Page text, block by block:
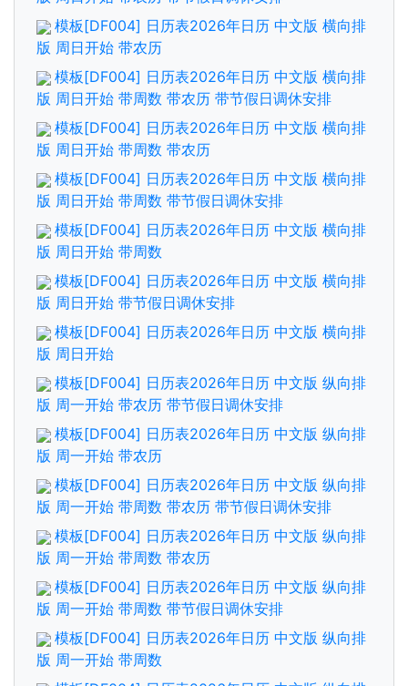
模板[DF004] 日历表2026年日历 中文版 横向排
版 周日开始 带农历
模板[DF004] 日历表2026年日历 中文版 横向排
版 周日开始 带周数 带农历 带节假日调休安排
模板[DF004] 日历表2026年日历 中文版 横向排
版 周日开始 带周数 带农历
模板[DF004] 日历表2026年日历 中文版 横向排
版 周日开始 带周数 带节假日调休安排
模板[DF004] 日历表2026年日历 中文版 横向排
版 周日开始 带周数
模板[DF004] 日历表2026年日历 中文版 横向排
版 周日开始 带节假日调休安排
模板[DF004] 日历表2026年日历 中文版 横向排
版 周日开始
模板[DF004] 日历表2026年日历 中文版 纵向排
版 周一开始 带农历 带节假日调休安排
模板[DF004] 日历表2026年日历 中文版 纵向排
版 周一开始 带农历
模板[DF004] 日历表2026年日历 中文版 纵向排
版 周一开始 带周数 带农历 带节假日调休安排
模板[DF004] 日历表2026年日历 中文版 纵向排
版 周一开始 带周数 带农历
模板[DF004] 日历表2026年日历 中文版 纵向排
版 周一开始 带周数 带节假日调休安排
模板[DF004] 日历表2026年日历 中文版 纵向排
版 周一开始 带周数